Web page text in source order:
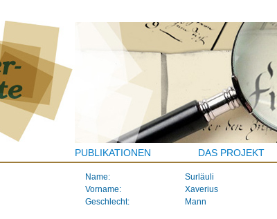
PUBLIKATIONEN DAS PROJEKT
Name:
Surläuli
Vorname:
Xaverius
Geschlecht:
Mann